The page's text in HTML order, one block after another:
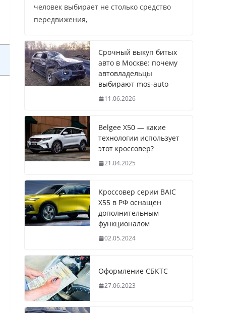
человек выбирает не столько средство
передвижения,
Срочный выкуп битых
авто в Москве: почему
автовладельцы
выбирают mos-auto
11.06.2026
Belgee X50 — какие
технологии использует
этот кроссовер?
21.04.2025
Кроссовер серии BAIC
X55 в РФ оснащен
дополнительным
функционалом
02.05.2024
Оформление СБКТС
27.06.2023